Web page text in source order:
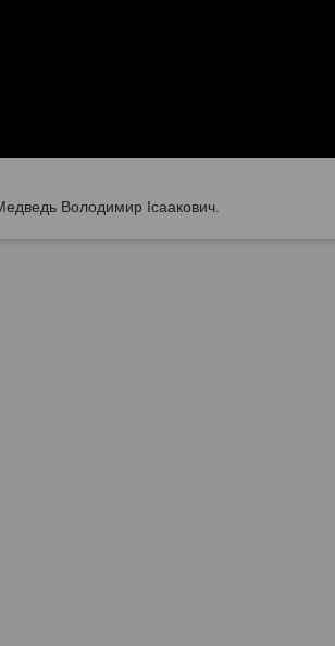
Володимир Ісаакович.